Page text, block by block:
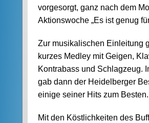
vorgesorgt, ganz nach dem
Aktionswoche „Es ist genug
Zur musikalischen Einleitung
kurzes Medley mit Geigen,
Kontrabass und Schlagzeug.
gab dann der Heidelberger
einige seiner Hits zum Besten.
Mit den Köstlichkeiten des